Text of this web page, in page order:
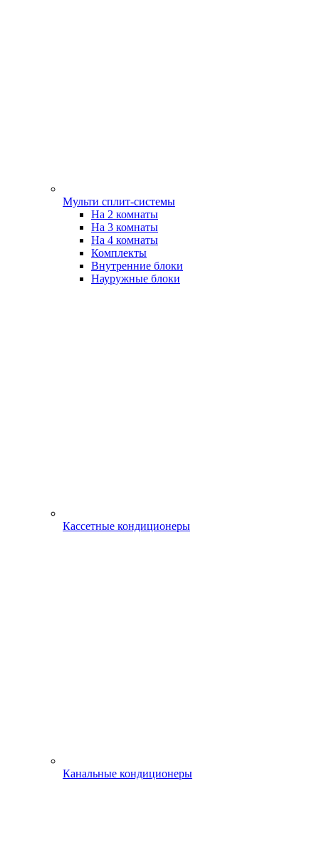
Мульти сплит-системы
На 2 комнаты
На 3 комнаты
На 4 комнаты
Комплекты
Внутренние блоки
Науружные блоки
Кассетные кондиционеры
Канальные кондиционеры